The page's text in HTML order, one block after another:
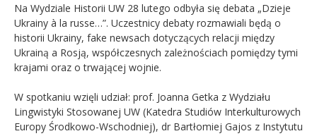
Na Wydziale Historii UW 28 lutego odbyła się debata „Dzieje
Ukrainy à la russe…”. Uczestnicy debaty rozmawiali będą o
historii Ukrainy, fake newsach dotyczących relacji między
Ukrainą a Rosją, współczesnych zależnościach pomiędzy tymi
krajami oraz o trwającej wojnie.
W spotkaniu wzięli udział: prof. Joanna Getka z Wydziału
Lingwistyki Stosowanej UW (Katedra Studiów Interkulturowych
Europy Środkowo-Wschodniej), dr Bartłomiej Gajos z Instytutu